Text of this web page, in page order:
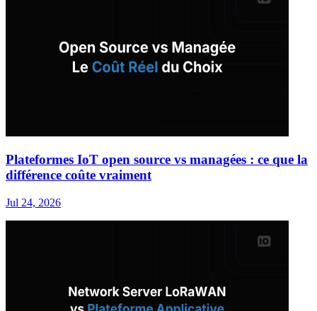
Plateformes IoT open source vs managées : ce que la
différence coûte vraiment
Jul 24, 2026